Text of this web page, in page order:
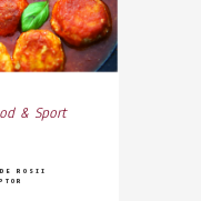
& Sport
ROSII